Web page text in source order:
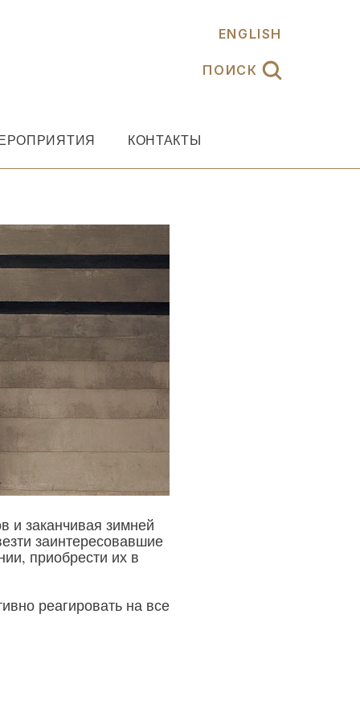
ENGLISH
ПОИСК
КОНТАКТЫ
и заканчивая зимней
заинтересовавшие
приобрести их в
реагировать на все